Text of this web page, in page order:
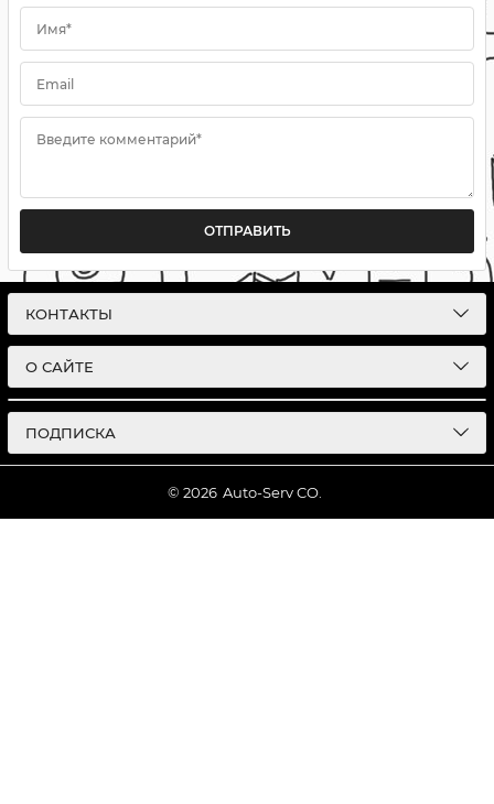
Имя*
Email
Введите комментарий*
ОТПРАВИТЬ
КОНТАКТЫ
О САЙТЕ
ПОДПИСКА
© 2026 Auto-Serv CO.